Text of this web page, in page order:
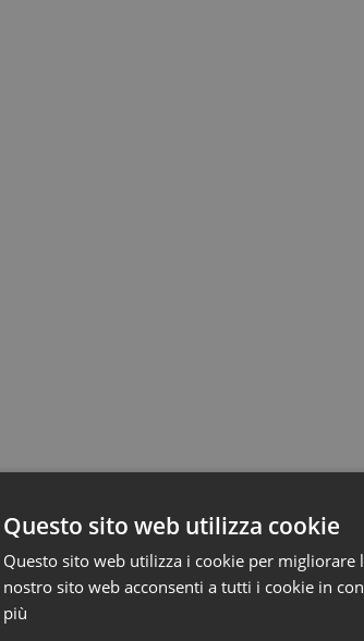
Questo sito web utilizza cookie
Questo sito web utilizza i cookie per
nostro sito web acconsenti a tutti i cookie in
più